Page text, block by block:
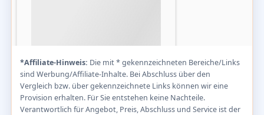
*Affiliate-Hinweis: Die mit * gekennzeichneten Bereiche/Links
sind Werbung/Affiliate-Inhalte. Bei Abschluss über den
Vergleich bzw. über gekennzeichnete Links können wir eine
Provision erhalten. Für Sie entstehen keine Nachteile.
Verantwortlich für Angebot, Preis, Abschluss und Service ist der